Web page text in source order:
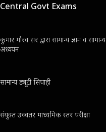
Central Govt Exams
कुमार गौरव सर द्वारा सामान्य ज्ञान व सामान्य
अध्ययन
सामान्य ड्यूटी सिपाही
संयुक्त उच्चतर माध्यमिक स्तर परीक्षा